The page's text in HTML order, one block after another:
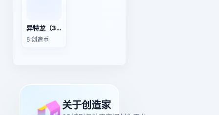
异特龙（3D动画模型）
5 创造币
关于创造家